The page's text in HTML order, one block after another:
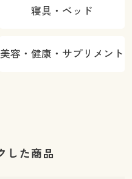
寝具・ベッド
美容・健康・サプリメント
した商品